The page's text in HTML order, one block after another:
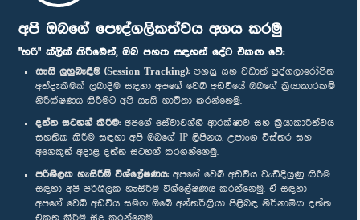
අපි ඔබගේ පෞද්ගලිකත්වය අගය කරමු
"හරි" ක්ලික් කිරීමෙන්, ඔබ පහත සඳහන් දේට එකඟ වේ:
සැසි ලුහුබැඳීම (Session Tracking): පහසු සහ වඩාත් පුද්ගලාරෝපිත
අත්දැකීමක් ලබාදීම සඳහා අපගේ වෙබ් අඩවියේ ඔබගේ ක්‍රියාකාරකම්
නිරීක්ෂණය කිරීමට අපි සැසි භාවිතා කරන්නෙමු.
දත්ත සටහන් කිරීම: අපගේ සේවාවන්හි ආරක්ෂාව සහ ක්‍රියාකාරීත්වය
සහතික කිරීම සඳහා අපි ඔබගේ IP ලිපිනය, උපාංග විස්තර සහ
අනෙකුත් අදාළ දත්ත සටහන් කරගන්නෙමු.
පරිශීලක හැසිරීම් විශ්ලේෂණය: අපගේ වෙබ් අඩවිය වැඩිදියුණු කිරීම
සඳහා අපි පරිශීලක හැසිරීම විශ්ලේෂණය කරන්නෙමු. ඒ සඳහා
අපගේ වෙබ් අඩවිය සමඟ ඔබේ අන්තර්ක්‍රියා පිළිබඳ නිර්නාමික දත්ත
පාර්ලිමේන්තු ජංගම යෙදුම
අප හා සම්බන්ධ වී සිටින්න :
සම්මාන
පෞද්ගලිකත්ව ප්‍රතිපත්තිය